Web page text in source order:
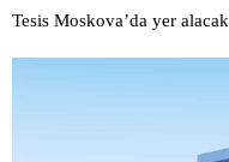
Tesis Moskova’da yer alacak